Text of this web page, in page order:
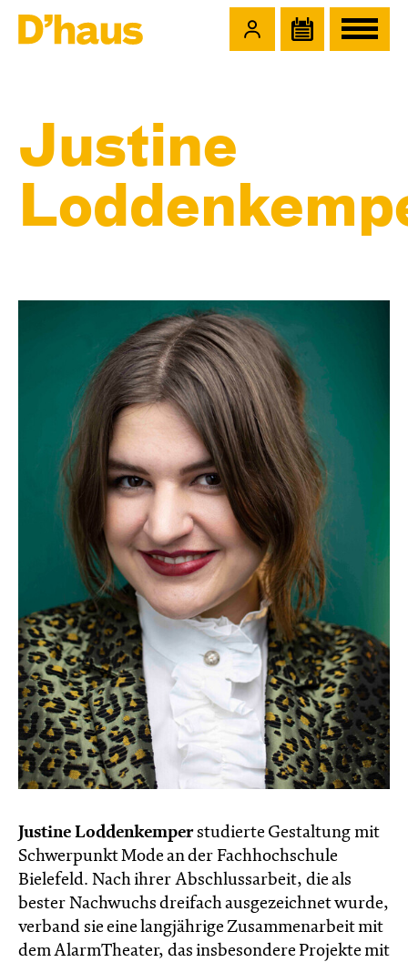
Justine
Justine Loddenkemperstudierte Gestaltung mit
Schwerpunkt Mode an der Fachhochschule
Bielefeld. Nach ihrer Abschlussarbeit, die als
bester Nachwuchs dreifach ausgezeichnet wurde,
verband sie eine langjährige Zusammenarbeit mit
dem AlarmTheater, das insbesondere Projekte mit